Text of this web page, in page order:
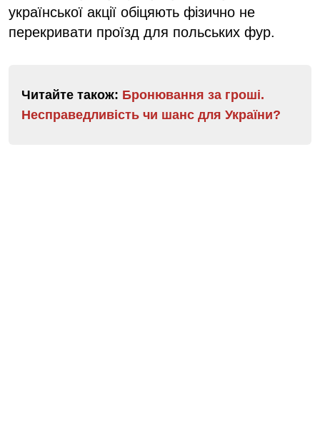
української акції обіцяють фізично не
перекривати проїзд для польських фур.
Читайте також: Бронювання за гроші.
Несправедливість чи шанс для України?